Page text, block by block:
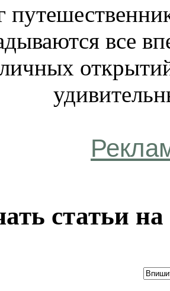
все
статьи